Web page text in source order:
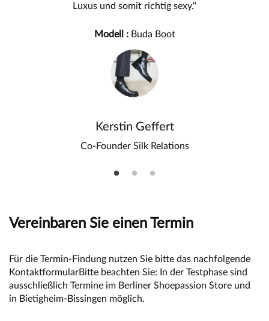
Luxus und somit richtig sexy."
Modell : Buda Boot
Kerstin Geffert
Co-Founder Silk Relations
Vereinbaren Sie einen Termin
Für die Termin-Findung nutzen Sie bitte das nachfolgende
KontaktformularBitte beachten Sie: In der Testphase sind
ausschließlich Termine im Berliner Shoepassion Store und
in Bietigheim-Bissingen möglich.